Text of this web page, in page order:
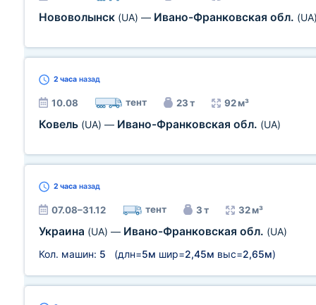
Нововолынск (UA) — Ивано-Франковская обл.
2 часа назад
10.08 тент 23 т 92 м³
Ковель (UA) — Ивано-Франковская обл. (UA)
2 часа назад
07.08–31.12 тент 3 т 32 м³
Украина (UA) — Ивано-Франковская обл. (UA)
Кол. машин: 5 (длн=5м шир=2,45м выс=2,65м)